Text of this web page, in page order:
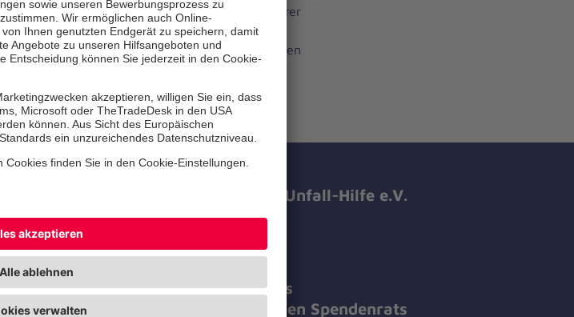
durch Sozialarbeiter, wir geben im Rahmen unserer
Möglichkeiten einen finanziellen Beitrag.
In beiden Fällen sind wir auf Spenden und Mithilfen
angewiesen.
Zertifizierung der Johanniter-Unfall-Hilfe e.V.
Die Johanniter GmbH führt das
Spendenzertifikat des Deutschen Spendenrats